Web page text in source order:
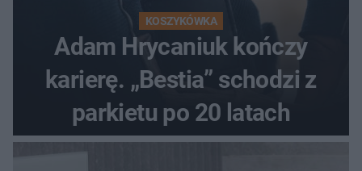
KOSZYKÓWKA
Adam Hrycaniuk kończy
karierę. „Bestia” schodzi z
parkietu po 20 latach